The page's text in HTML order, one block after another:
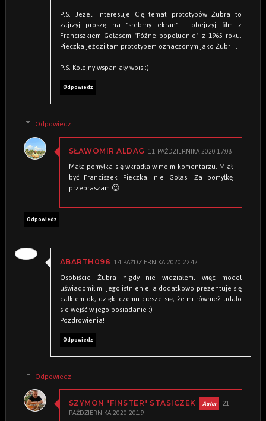
P.S. Jeżeli interesuje Cię temat prototypów Żubra to
zajrzyj proszę na "srebrny ekran" i obejrzyj film z
Franciszkiem Gołasem "Późne popołudnie" z 1965 roku.
Pieczka jeździ tam prototypem oznaczonym jako Żubr II.
P.S. Kolejny wspaniały wpis :)
Odpowiedz
Odpowiedzi
SŁAWOMIR ALDAG 11 PAŹDZIERNIKA 2020 17:08
Mała pomyłka się wkradła w moim komentarzu. Miał
być Franciszek Pieczka, nie Gołas. Za pomyłkę
przepraszam 😉
Odpowiedz
ABARTH098 14 PAŹDZIERNIKA 2020 22:42
Osobiście Żubra nigdy nie widziałem, więc model
uświadomił mi jego istnienie, a dodatkowo prezentuje się
całkiem ok, dzięki czemu ciesze się, że mi również udało
sie wejść w jego posiadanie :)
Pozdrowienia!
Odpowiedz
Odpowiedzi
SZYMON "FINSTER" STASICZEK 21
PAŹDZIERNIKA 2020 20:19